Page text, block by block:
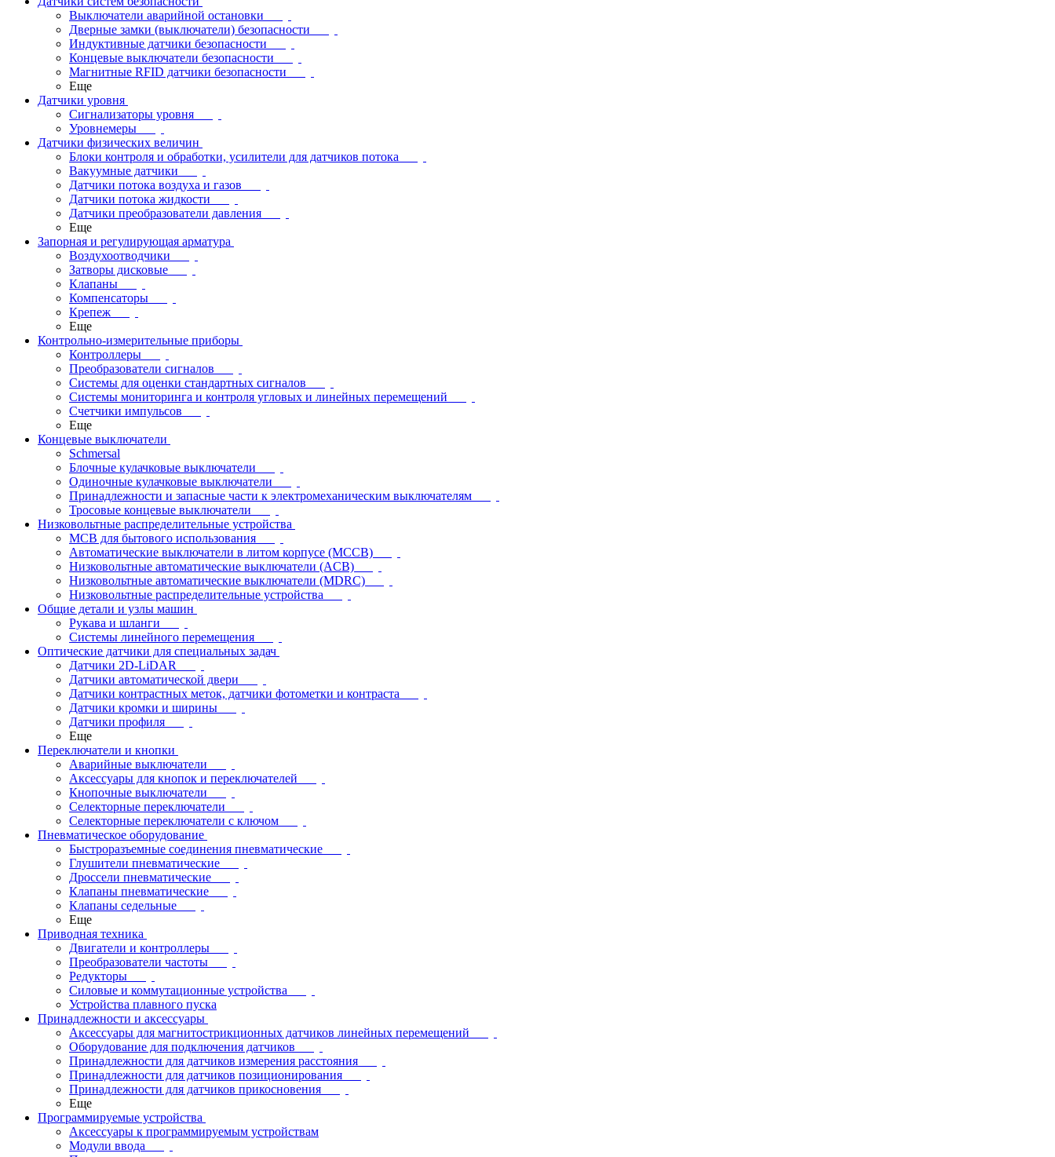
Выключатели аварийной остановки
Дверные замки (выключатели) безопасности
Индуктивные датчики безопасности
Концевые выключатели безопасности
Магнитные RFID датчики безопасности
Еще
Датчики уровня
Сигнализаторы уровня
Уровнемеры
Датчики физических величин
Блоки контроля и обработки, усилители для датчиков потока
Вакуумные датчики
Датчики потока воздуха и газов
Датчики потока жидкости
Датчики преобразователи давления
Еще
Запорная и регулирующая арматура
Воздухоотводчики
Затворы дисковые
Клапаны
Компенсаторы
Крепеж
Еще
Контрольно-измерительные приборы
Контроллеры
Преобразователи сигналов
Системы для оценки стандартных сигналов
Системы мониторинга и контроля угловых и линейных перемещений
Счетчики импульсов
Еще
Концевые выключатели
Schmersal
Блочные кулачковые выключатели
Одиночные кулачковые выключатели
Принадлежности и запасные части к электромеханическим выключателям
Тросовые концевые выключатели
Низковольтные распределительные устройства
MCB для бытового использования
Автоматические выключатели в литом корпусе (MCCB)
Низковольтные автоматические выключатели (ACB)
Низковольтные автоматические выключатели (MDRC)
Низковольтные распределительные устройства
Общие детали и узлы машин
Рукава и шланги
Системы линейного перемещения
Оптические датчики для специальных задач
Датчики 2D-LiDAR
Датчики автоматической двери
Датчики контрастных меток, датчики фотометки и контраста
Датчики кромки и ширины
Датчики профиля
Еще
Переключатели и кнопки
Аварийные выключатели
Аксессуары для кнопок и переключателей
Кнопочные выключатели
Селекторные переключатели
Селекторные переключатели с ключом
Пневматическое оборудование
Быстроразъемные соединения пневматические
Глушители пневматические
Дроссели пневматические
Клапаны пневматические
Клапаны седельные
Еще
Приводная техника
Двигатели и контроллеры
Преобразователи частоты
Редукторы
Силовые и коммутационные устройства
Устройства плавного пуска
Принадлежности и аксессуары
Аксессуары для магнитострикционных датчиков линейных перемещений
Оборудование для подключения датчиков
Принадлежности для датчиков измерения расстояния
Принадлежности для датчиков позиционирования
Принадлежности для датчиков прикосновения
Еще
Программируемые устройства
Аксессуары к программируемым устройствам
Модули ввода